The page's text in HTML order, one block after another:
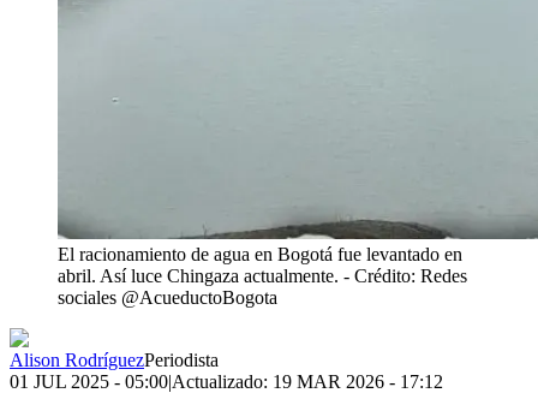
El racionamiento de agua en Bogotá fue levantado en
abril. Así luce Chingaza actualmente. - Crédito: Redes
sociales @AcueductoBogota
Alison RodríguezPeriodista
01 JUL 2025 - 05:00|Actualizado: 19 MAR 2026 - 17:12